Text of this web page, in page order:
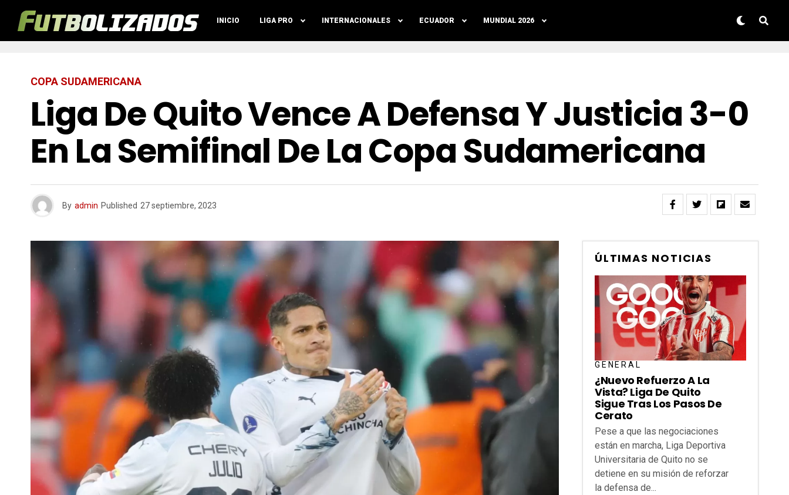
INICIO LIGA PRO INTERNACIONALES ECUADOR MUNDIAL 2026
COPA SUDAMERICANA
Liga De Quito Vence A Defensa Y Justicia 3-0
En La Semifinal De La Copa Sudamericana
By admin Published 27 septiembre, 2023
ÚLTIMAS NOTICIAS
GENERAL
¿Nuevo Refuerzo A La
Vista? Liga De Quito
Sigue Tras Los Pasos De
Cerato
Pese a que las negociaciones
están en marcha, Liga Deportiva
Universitaria de Quito no se
detiene en su misión de reforzar
la defensa de...